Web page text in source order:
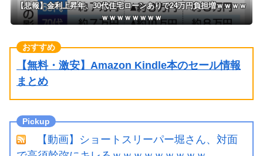
【悲報】金利上昇年、30代住宅ローンありで24万円負担増ｗｗｗｗ
ｗｗｗｗｗｗｗｗ
【無料・激安】Amazon Kindle本のセール情報
まとめ
【動画】ショートスリーパー堀さん、対面